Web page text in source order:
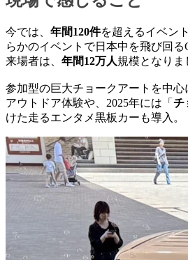
今では、 年間120件を超えるイベン
らかのイベントで日本中を飛び回る
来場者は、 年間12万人規模となりま
参加型の巨大チョークアートを中心
アウトドア体験や、2025年には「 チ
けた走るエンタメ黒板カーも導入。